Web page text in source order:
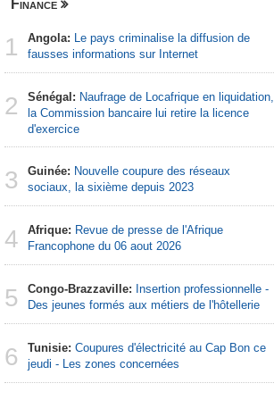
Finance
1 Angola: Le pays criminalise la diffusion de
fausses informations sur Internet
2 Sénégal: Naufrage de Locafrique en liquidation,
la Commission bancaire lui retire la licence
d'exercice
3 Guinée: Nouvelle coupure des réseaux
sociaux, la sixième depuis 2023
4 Afrique: Revue de presse de l'Afrique
Francophone du 06 aout 2026
5 Congo-Brazzaville: Insertion professionnelle -
Des jeunes formés aux métiers de l'hôtellerie
6 Tunisie: Coupures d'électricité au Cap Bon ce
jeudi - Les zones concernées